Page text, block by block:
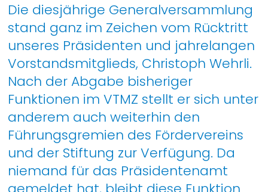
Die diesjährige Generalversammlung
stand ganz im Zeichen vom Rücktritt
unseres Präsidenten und jahrelangen
Vorstandsmitglieds, Christoph Wehrli.
Nach der Abgabe bisheriger
Funktionen im VTMZ stellt er sich unter
anderem auch weiterhin den
Führungsgremien des Fördervereins
und der Stiftung zur Verfügung. Da
niemand für das Präsidentenamt